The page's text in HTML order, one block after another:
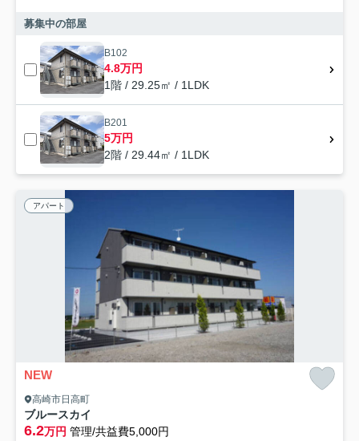
募集中の部屋
B102
4.8万円
1階 / 29.25㎡ / 1LDK
B201
5万円
2階 / 29.44㎡ / 1LDK
アパート
NEW
高崎市日高町
ブルースカイ
6.2万円 管理/共益費5,000円